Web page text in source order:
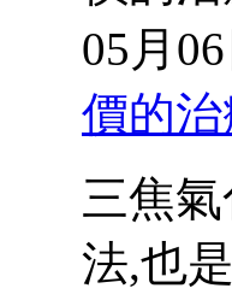
05月06
價的
三焦
法,也